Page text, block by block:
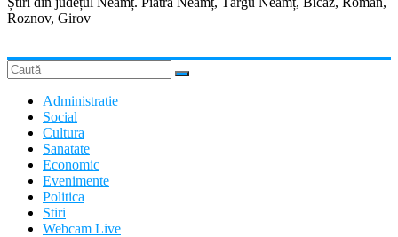
Roznov, Girov
Administratie
Social
Cultura
Sanatate
Economic
Evenimente
Politica
Stiri
Webcam Live